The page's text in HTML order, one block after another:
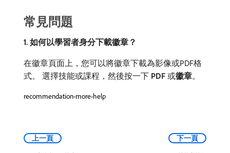
常見問題
1. 如何以學習者身分下載徽章？
在徽章頁面上，您可以將徽章下載為影像或PDF格
式。 選擇技能或課程，然後按一下​ PDF ​或​徽章。
recommendation-more-help
上一頁 下一頁